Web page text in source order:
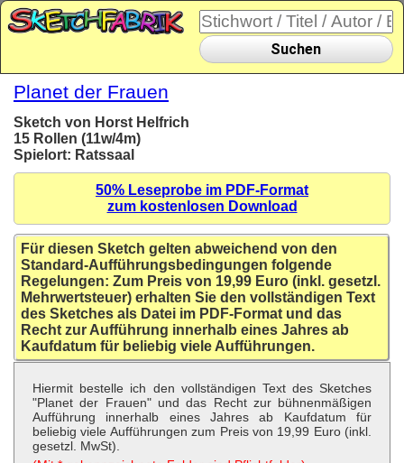
Suchen
Planet der Frauen
Sketch von Horst Helfrich
15 Rollen (11w/4m)
Spielort: Ratssaal
50% Leseprobe im PDF-Format
zum kostenlosen Download
Für diesen Sketch gelten abweichend von den
Standard-Aufführungsbedingungen folgende
Regelungen: Zum Preis von 19,99 Euro (inkl. gesetzl.
Mehrwertsteuer) erhalten Sie den vollständigen Text
des Sketches als Datei im PDF-Format und das
Recht zur Aufführung innerhalb eines Jahres ab
Kaufdatum für beliebig viele Aufführungen.
Hiermit bestelle ich den vollständigen Text des Sketches
"Planet der Frauen" und das Recht zur bühnenmäßigen
Aufführung innerhalb eines Jahres ab Kaufdatum für
beliebig viele Aufführungen zum Preis von 19,99 Euro (inkl.
gesetzl. MwSt).